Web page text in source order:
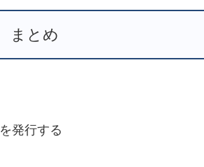
まとめ
発行する